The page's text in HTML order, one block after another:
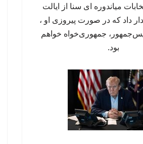
میاندوره ای سنا از ایالت
داد که در صورت پیروزی او ،
جمهوری‌‍‌خواه خواهم
بود.